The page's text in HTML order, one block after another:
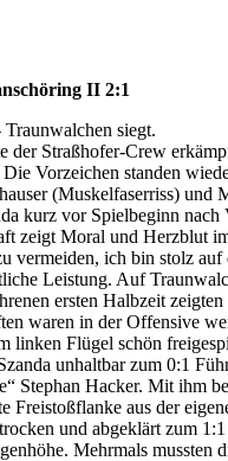
II 2:1
siegt.
der Straßhofer-Crew
Vorzeichen standen
(Muskelfaserriss)
kurz vor Spielbeginn
zeigt Moral und Herzblut
vermeiden, ich bin stolz
Leistung. Auf
ersten Halbzeit
waren in der Offensive
linken Flügel schön
unhaltbar zum 0:1
Stephan Hacker. Mit ihm
Freistoßflanke aus der
und abgeklärt zum
Mehrmals